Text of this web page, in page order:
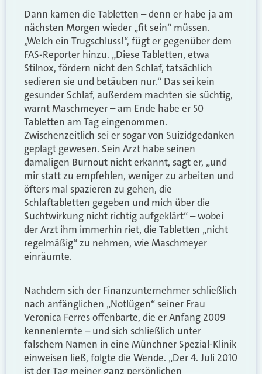
Dann kamen die Tabletten – denn er habe ja am
nächsten Morgen wieder „fit sein“ müssen.
„Welch ein Trugschluss!“, fügt er gegenüber dem
FAS-Reporter hinzu. „Diese Tabletten, etwa
Stilnox, fördern nicht den Schlaf, tatsächlich
sedieren sie und betäuben nur.“ Das sei kein
gesunder Schlaf, außerdem machten sie süchtig,
warnt Maschmeyer – am Ende habe er 50
Tabletten am Tag eingenommen.
Zwischenzeitlich sei er sogar von Suizidgedanken
geplagt gewesen. Sein Arzt habe seinen
damaligen Burnout nicht erkannt, sagt er, „und
mir statt zu empfehlen, weniger zu arbeiten und
öfters mal spazieren zu gehen, die
Schlaftabletten gegeben und mich über die
Suchtwirkung nicht richtig aufgeklärt“ – wobei
der Arzt ihm immerhin riet, die Tabletten „nicht
regelmäßig“ zu nehmen, wie Maschmeyer
einräumte.
Nachdem sich der Finanzunternehmer schließlich
nach anfänglichen „Notlügen“ seiner Frau
Veronica Ferres offenbarte, die er Anfang 2009
kennenlernte – und sich schließlich unter
falschem Namen in eine Münchner Spezial-Klinik
einweisen ließ, folgte die Wende. „Der 4. Juli 2010
ist der Tag meiner ganz persönlichen